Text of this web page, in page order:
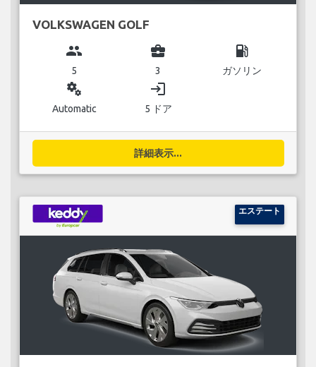
VOLKSWAGEN GOLF
group
5
business_center
3
local_gas_station
ガソリン
miscellaneous_services
Automatic
login
5 ドア
詳細表示...
エステート